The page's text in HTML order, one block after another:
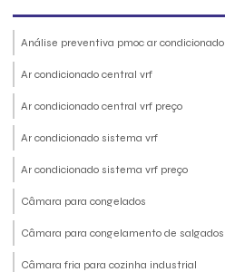
Análise preventiva pmoc ar condicionado
Ar condicionado central vrf
Ar condicionado central vrf preço
Ar condicionado sistema vrf
Ar condicionado sistema vrf preço
Câmara para congelados
Câmara para congelamento de salgados
Câmara fria para cozinha industrial